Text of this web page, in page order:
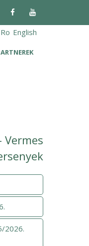
Ro English
Vermes
2026.